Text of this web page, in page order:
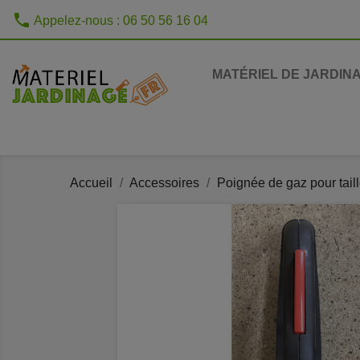
phone Appelez-nous : 06 50 56 16 04
MATÉRIEL DE
Accueil Accessoires Poignée de gaz pour